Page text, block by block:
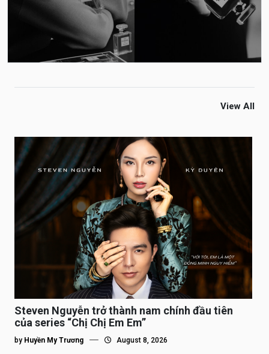
View All
Steven Nguyễn trở thành nam chính đầu tiên
của series “Chị Chị Em Em”
by Huyền My Trương August 8, 2026